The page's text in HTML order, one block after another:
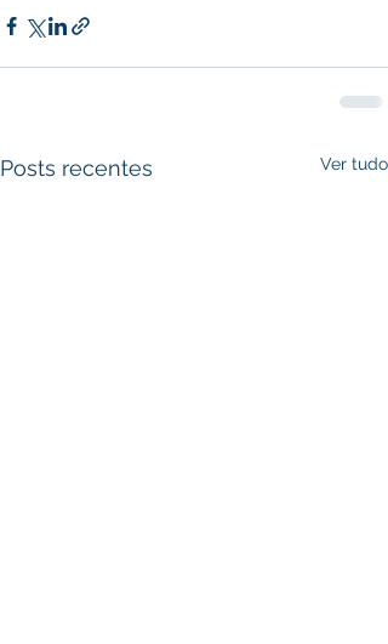
Posts recentes Ver tudo